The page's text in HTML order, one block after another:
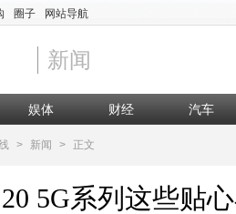
圈子 网站导航
新闻
娱体 财经 汽车
> 新闻 > 正文
5G系列这些贴